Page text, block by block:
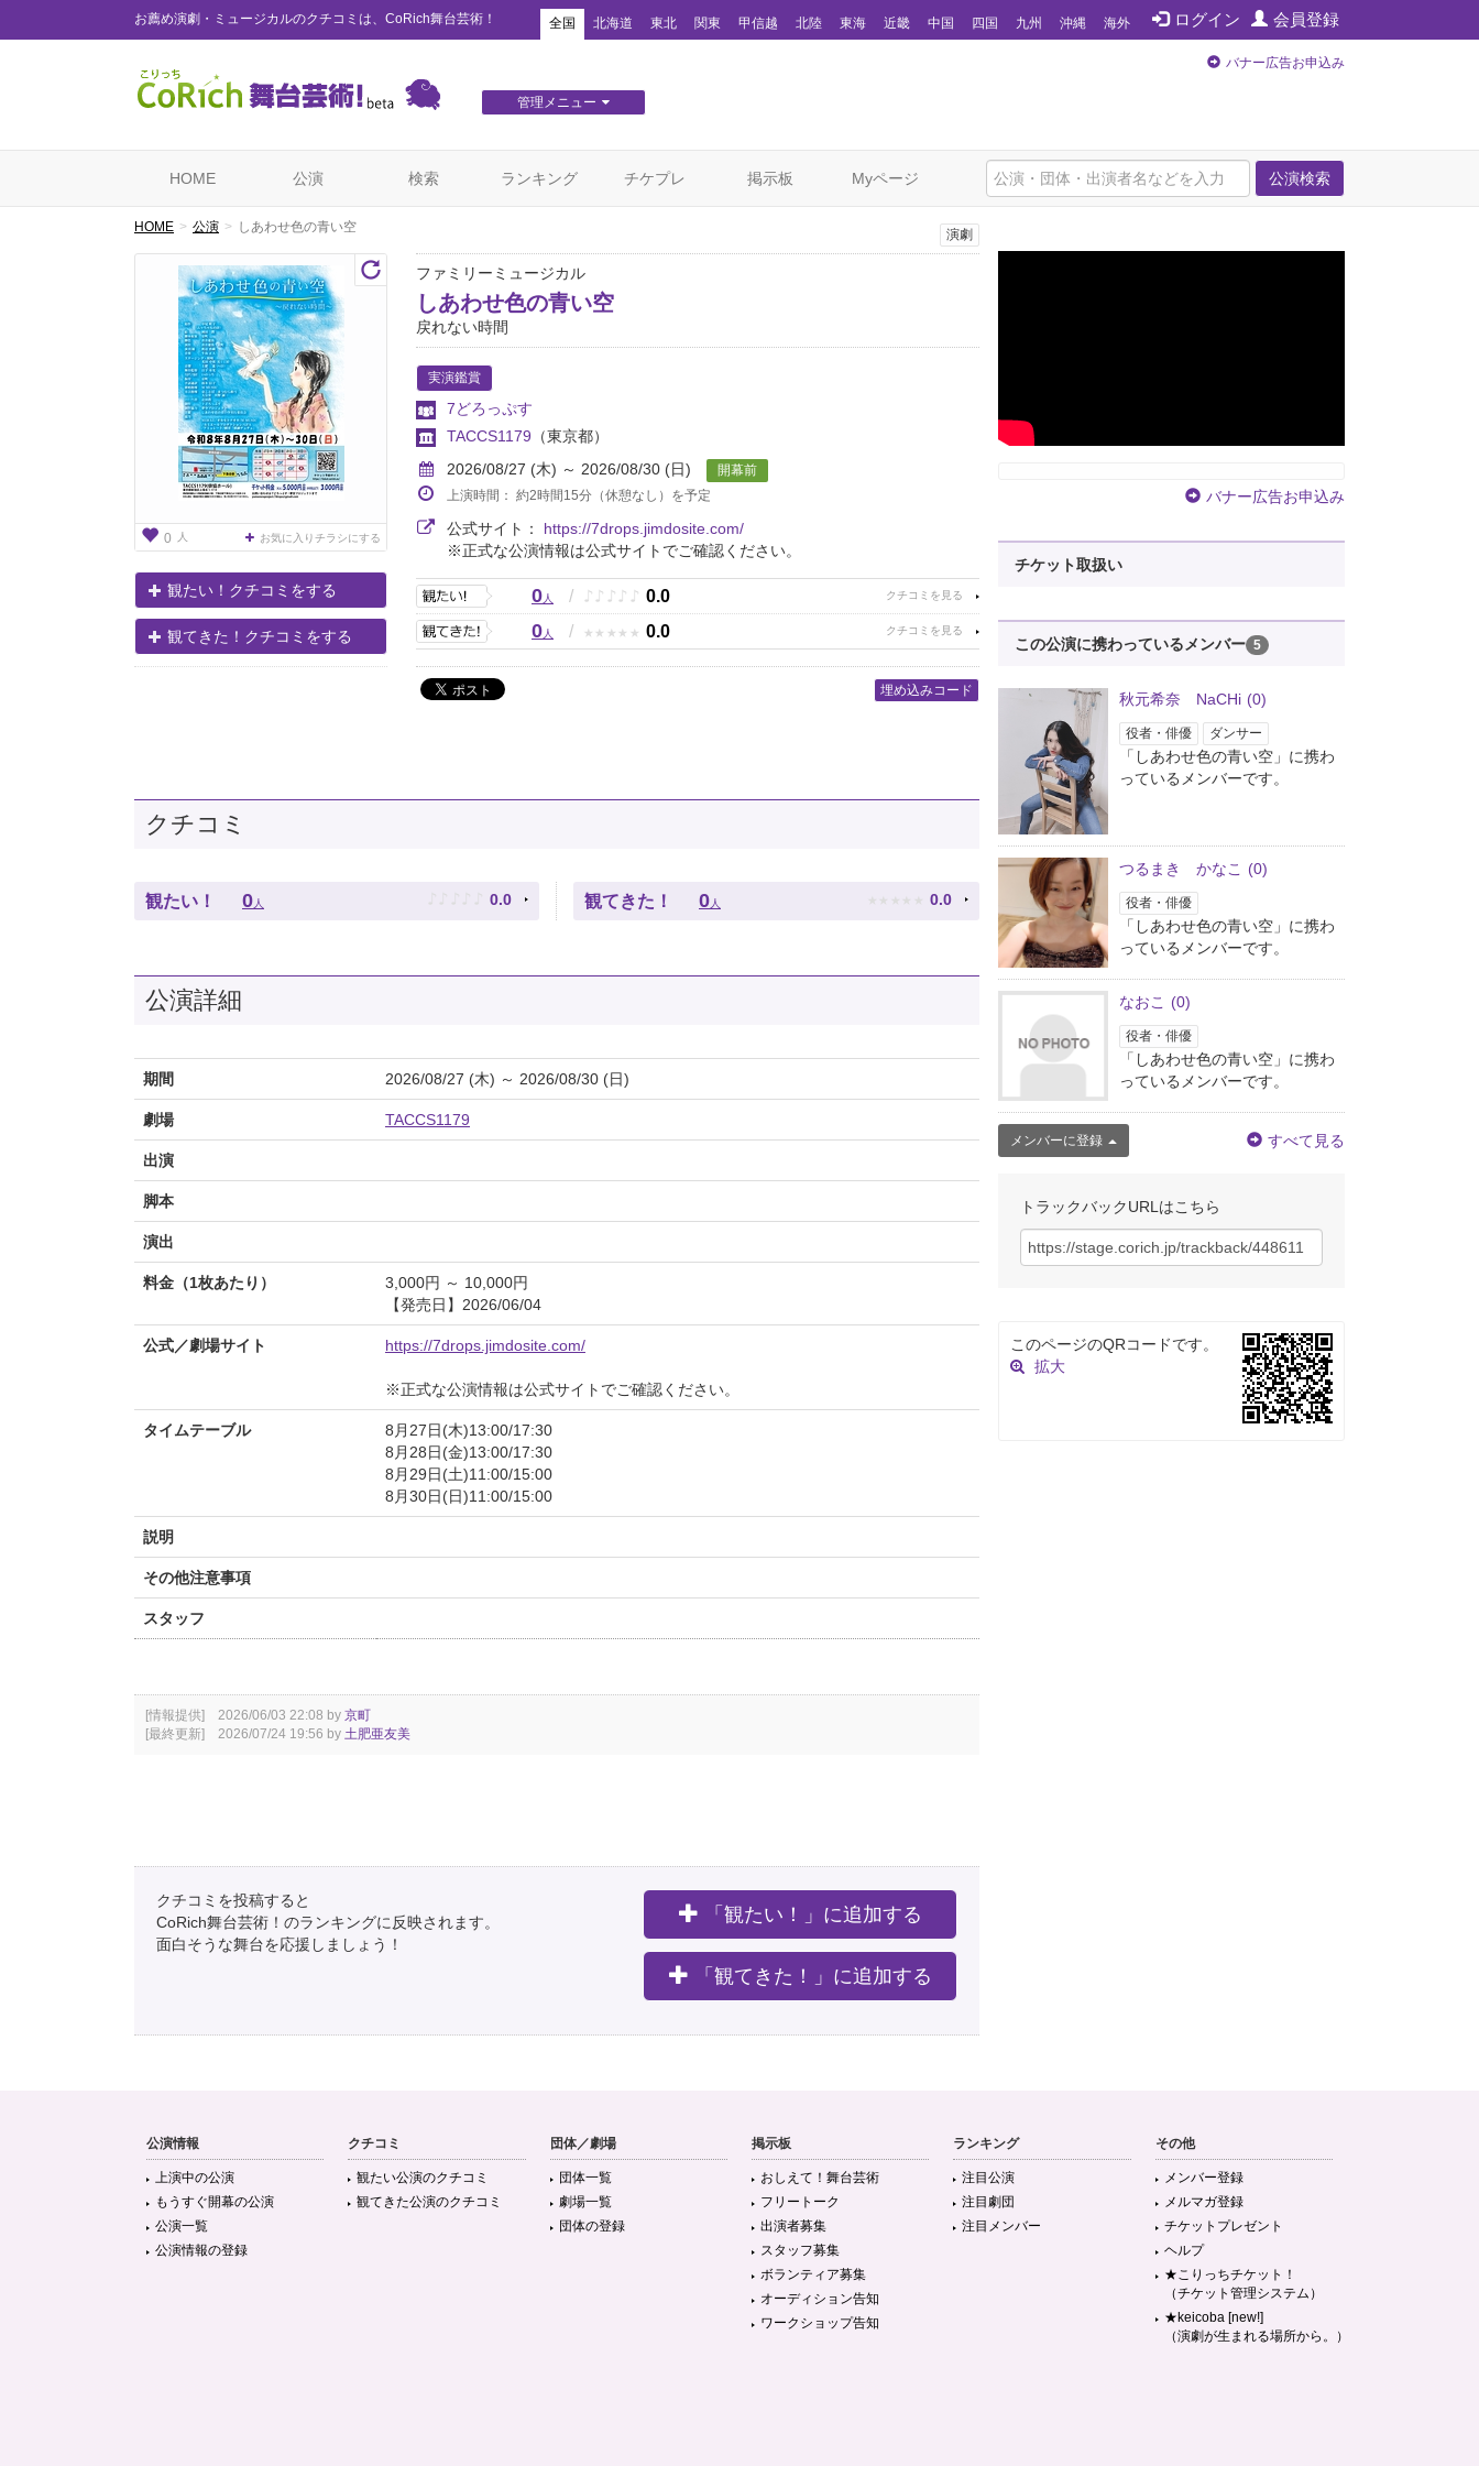
お薦め演劇・ミュージカルのクチコミは、CoRich舞台芸術！ ログイン 会員登録
全国 北海道 東北 関東 甲信越 北陸 東海 近畿 中国 四国 九州 沖縄 海外
管理メニュー
バナー広告お申込み
公演検索
HOME 公演 検索 ランキング チケプレ 掲示板 Myページ
HOME 公演 しあわせ色の青い空
0 人 お気に入りチラシにする
観たい！クチコミをする
観てきた！クチコミをする
演劇
ファミリーミュージカル
しあわせ色の青い空
戻れない時間
実演鑑賞
7どろっぷす
TACCS1179 （東京都）
2026/08/27 (木) ～ 2026/08/30 (日)
開幕前
上演時間： 約2時間15分（休憩なし）を予定
公式サイト： https://7drops.jimdosite.com/
※正式な公演情報は公式サイトでご確認ください。
0人 / ♪ ♪ ♪ ♪ ♪ 0.0
0人 / ★ ★ ★ ★ ★ 0.0
埋め込みコード
クチコミ
観たい！ 0 人 ♪ ♪ ♪ ♪ ♪ 0.0 観てきた！ 0 人 ★ ★ ★ ★ ★ 0.0
公演詳細
期間 2026/08/27 (木) ～ 2026/08/30 (日)
劇場 TACCS1179
出演
脚本
演出
料金（1枚あたり）
3,000円 ～ 10,000円
【発売日】2026/06/04
公式／劇場サイト https://7drops.jimdosite.com/
※正式な公演情報は公式サイトでご確認ください。
タイムテーブル
8月27日(木)13:00/17:30
8月28日(金)13:00/17:30
8月29日(土)11:00/15:00
8月30日(日)11:00/15:00
説明
その他注意事項
スタッフ
[情報提供] 2026/06/03 22:08 by 京町
[最終更新] 2026/07/24 19:56 by 土肥亜友美
クチコミを投稿すると
CoRich舞台芸術！のランキングに反映されます。
面白そうな舞台を応援しましょう！
「観たい！」に追加する
「観てきた！」に追加する
バナー広告お申込み
チケット取扱い
この公演に携わっているメンバー 5
秋元希奈 NaCHi (0)
役者・俳優 ダンサー
「しあわせ色の青い空」に携わ
っているメンバーです。
つるまき かなこ (0)
役者・俳優
「しあわせ色の青い空」に携わ
っているメンバーです。
なおこ (0)
役者・俳優
「しあわせ色の青い空」に携わ
っているメンバーです。
メンバーに登録 すべて見る
トラックバックURLはこちら
このページのQRコードです。
拡大
公演情報
上演中の公演
もうすぐ開幕の公演
公演一覧
公演情報の登録
クチコミ
観たい公演のクチコミ
観てきた公演のクチコミ
団体／劇場
団体一覧
劇場一覧
団体の登録
掲示板
おしえて！舞台芸術
フリートーク
出演者募集
スタッフ募集
ボランティア募集
オーディション告知
ワークショップ告知
ランキング
注目公演
注目劇団
注目メンバー
その他
メンバー登録
メルマガ登録
チケットプレゼント
ヘルプ
★こりっちチケット！
（チケット管理システム）
★keicoba [new!]
（演劇が生まれる場所から。）